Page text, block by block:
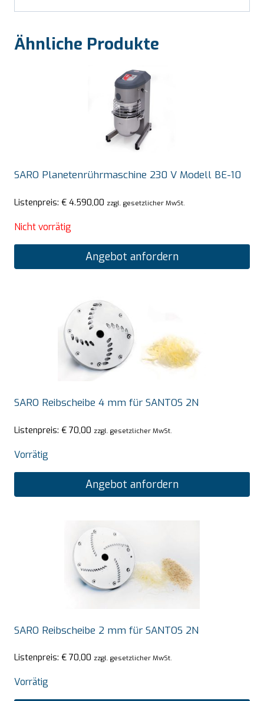
Ähnliche Produkte
SARO Planetenrührmaschine 230 V Modell BE-10
Listenpreis: € 4.590,00 zzgl. gesetzlicher MwSt.
Nicht vorrätig
Angebot anfordern
SARO Reibscheibe 4 mm für SANTOS 2N
Listenpreis: € 70,00 zzgl. gesetzlicher MwSt.
Vorrätig
Angebot anfordern
SARO Reibscheibe 2 mm für SANTOS 2N
Listenpreis: € 70,00 zzgl. gesetzlicher MwSt.
Vorrätig